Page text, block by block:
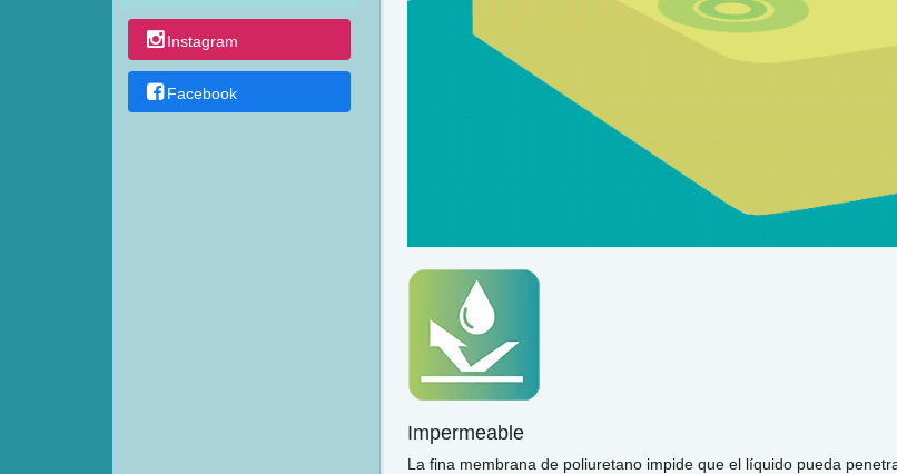
Instagram
Facebook
Impermeable
La fina membrana de poliuretano impide que el líquido pueda